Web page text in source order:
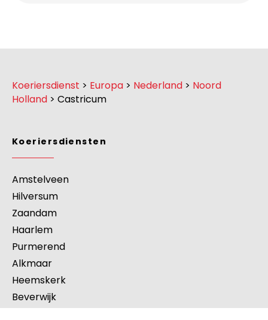
Koeriersdienst > Europa > Nederland > Noord
Holland > Castricum
Koeriersdiensten
Amstelveen
Hilversum
Zaandam
Haarlem
Purmerend
Alkmaar
Heemskerk
Beverwijk